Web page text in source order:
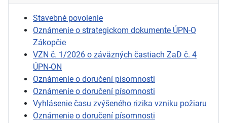
Stavebné povolenie
Oznámenie o strategickom dokumente ÚPN-O
Zákopčie
VZN č. 1/2026 o záväzných častiach ZaD č. 4
ÚPN-ON
Oznámenie o doručení písomnosti
Oznámenie o doručení písomnosti
Vyhlásenie času zvýšeného rizika vzniku požiaru
Oznámenie o doručení písomnosti